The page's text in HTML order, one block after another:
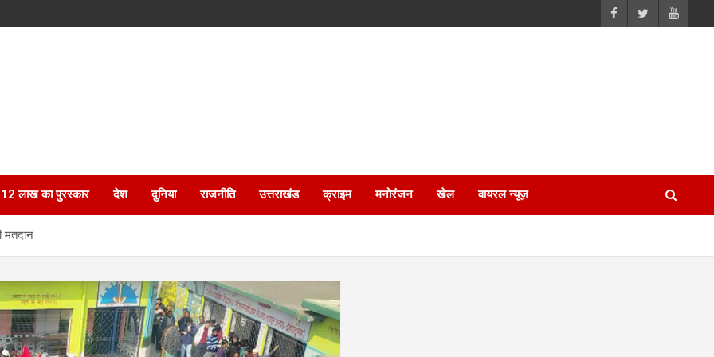
12 लाख का पुरस्कार देश दुनिया राजनीति उत्तराखंड क्राइम मनोरंजन खेल वायरल न्यूज़
मतदान